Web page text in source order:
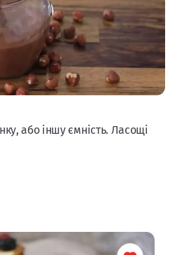
або іншу ємність. Ласощі